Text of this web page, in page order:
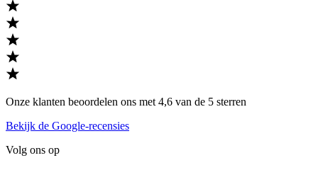
Onze klanten beoordelen ons met 4,6 van de 5 sterren
Bekijk de Google-recensies
Volg ons op